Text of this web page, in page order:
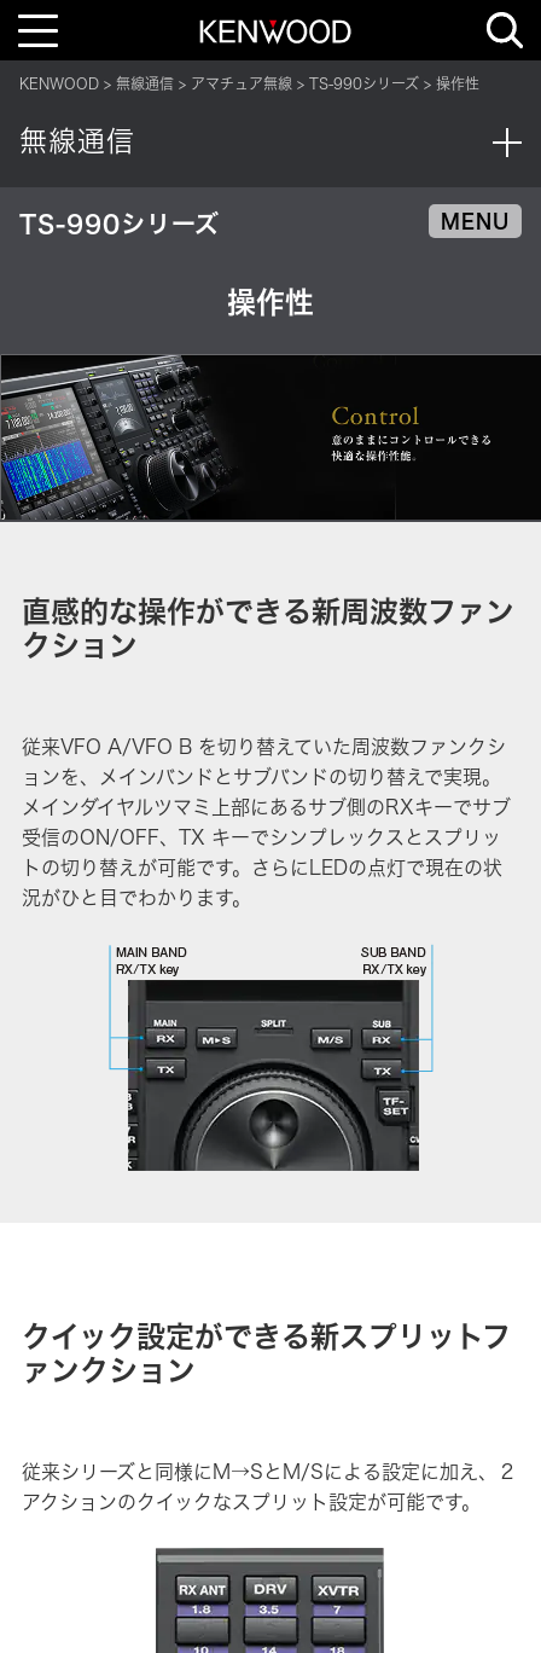
T
l
a
v
t
KENWOOD 無線通信 アマチュア無線 TS-990シリーズ 操作性
無線通信
TS-990シリーズ MENU
操作性
直感的な操作ができる新周波数ファン
クション
従来VFO A/VFO B を切り替えていた周波数ファンクシ
ョンを、メインバンドとサブバンドの切り替えで実現。
メインダイヤルツマミ上部にあるサブ側のRXキーでサブ
受信のON/OFF、TX キーでシンプレックスとスプリッ
トの切り替えが可能です。さらにLEDの点灯で現在の状
況がひと目でわかります。
クイック設定ができる新スプリットフ
ァンクション
従来シリーズと同様にM→SとM/Sによる設定に加え、２
アクションのクイックなスプリット設定が可能です。